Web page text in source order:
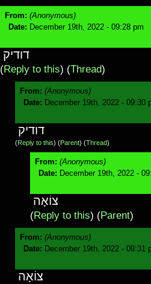
From: (Anonymous)
Date: December 19th, 2022 - 09:28 pm
דודיק
(Reply to this) (Thread)
From: (Anonymous)
Date: December 19th, 2022 - 09:30
דודיק
(Reply to this) (Parent) (Thread)
From: (Anonymous)
Date: December 19th, 2022 -
צוֹאָה
(Reply to this) (Parent)
From: (Anonymous)
Date: December 19th, 2022 - 09:31
צוֹאָה